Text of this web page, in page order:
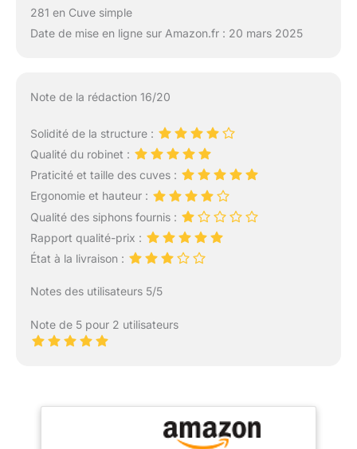
281 en Cuve simple
Date de mise en ligne sur Amazon.fr : 20 mars 2025
Note de la rédaction 16/20
Solidité de la structure :
Qualité du robinet :
Praticité et taille des cuves :
Ergonomie et hauteur :
Qualité des siphons fournis :
Rapport qualité-prix :
État à la livraison :
Notes des utilisateurs 5/5
Note de 5 pour 2 utilisateurs